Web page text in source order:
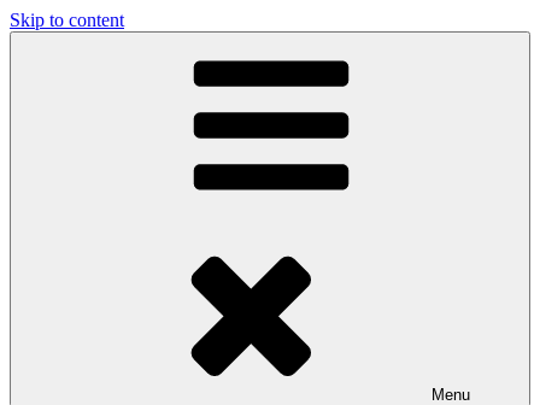
Skip to content
Menu